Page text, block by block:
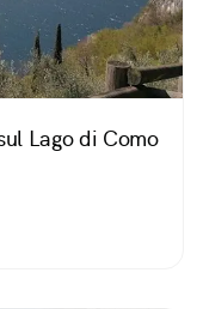
Lago di Como